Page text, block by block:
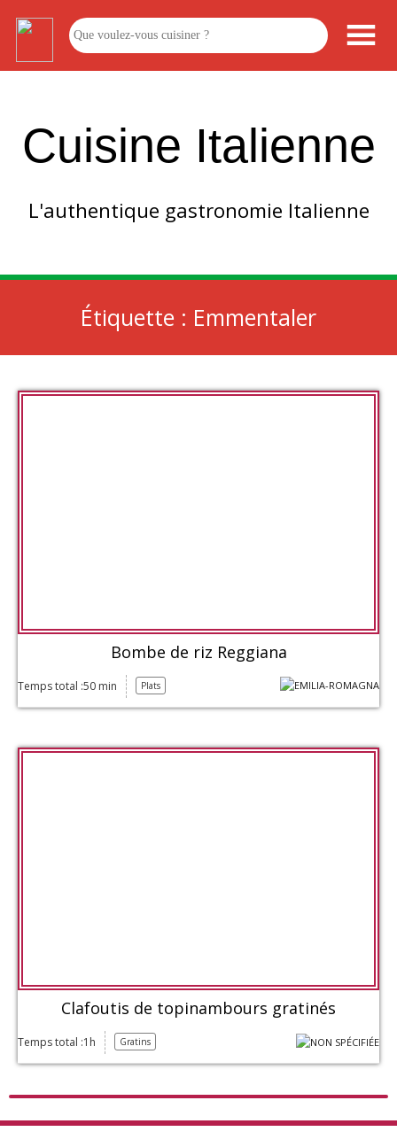
Cuisine Italienne
L'authentique gastronomie Italienne
Étiquette : Emmentaler
Bombe de riz Reggiana
Temps total :50 min Plats
Clafoutis de topinambours gratinés
Temps total :1h Gratins